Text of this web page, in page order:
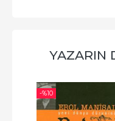
YAZARIN
-%10